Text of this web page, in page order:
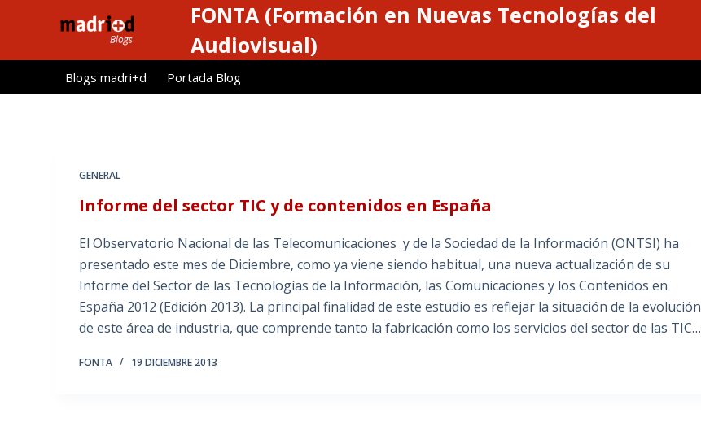
l
FONTA (Formación en Nuevas Tecnologías del
Audiovisual)
Blogs madri+d Portada Blog
GENERAL
Informe del sector TIC y de contenidos en España
El Observatorio Nacional de las Telecomunicaciones y de la Sociedad de la Información (ONTSI) ha
presentado este mes de Diciembre, como ya viene siendo habitual, una nueva actualización de su
Informe del Sector de las Tecnologías de la Información, las Comunicaciones y los Contenidos en
España 2012 (Edición 2013). La principal finalidad de este estudio es reflejar la situación de la evolución
de este área de industria, que comprende tanto la fabricación como los servicios del sector de las TIC…
FONTA 19 DICIEMBRE 2013